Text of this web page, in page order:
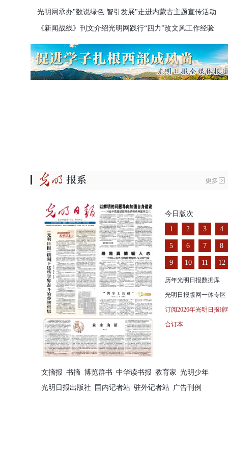
光明网承办"数说绿色 智引发展"走进内蒙古主题宣传活动
《新闻战线》刊文介绍光明网践行“四力”改文风工作经验
今日版次
1
2 3 4
5 6 7 8
9 10 11 12
历年光明日报数据库
光明日报版网一体专区
订阅2026年光明日报缩
合订本
文摘报 书摘 博览群书 中华读书报 教育家 光明少年
光明日报出版社
国内记者站 驻外记者站 广告刊例